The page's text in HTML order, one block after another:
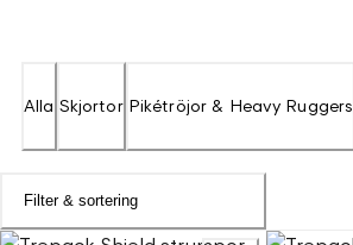
Alla Skjortor Pikétröjor & Heavy Ruggers
Filter & sortering